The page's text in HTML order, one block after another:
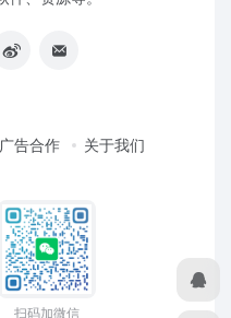
广告合作 关于我们
扫码加微信